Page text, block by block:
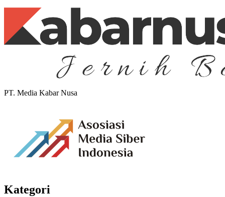
PT. Media Kabar Nusa
Kategori